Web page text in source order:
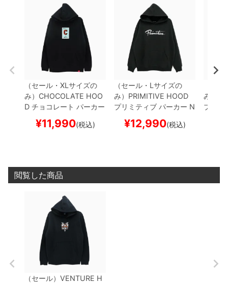
（セール・XLサイズの
み） CHOCOLATE HOO
D チョコレート パーカー
LOTERIA "C" PULLOVE
BLACKスケートボー
¥11,990(税込)
（セール・Lサイズの
み） PRIMITIVE HOOD
プリミティブ パーカー N
UEVO HW BLACK
ートボード スケボー
¥12,990(税込)
み）
プリミ
閲覧した商品
（セール） VENTURE H